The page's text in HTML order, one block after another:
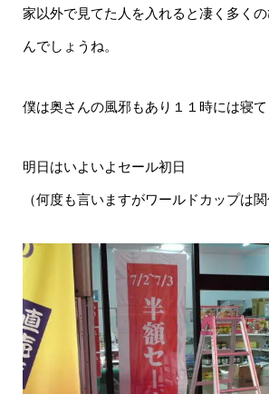
家以外で見てた人を入れると凄く多く
んでしょうね。
僕は奥さんの風邪もあり１１時には寝て
明日はいよいよセール初日
（何度も言いますがワールドカップは